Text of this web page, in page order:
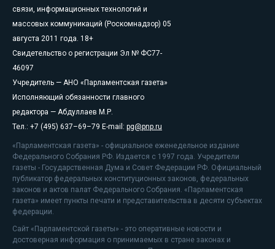
связи, информационных технологий и
массовых коммуникаций (Роскомнадзор) 05
августа 2011 года. 18+
Свидетельство о регистрации Эл № ФС77-
46097
Учредитель — АНО «Парламентская газета»
Исполняющий обязанности главного
редактора — Абдуллаев М.Р.
Тел.: +7 (495) 637–69–79 E-mail: pg@pnp.ru
«Парламентская газета» - официальное еженедельное издание
Федерального Собрания РФ. Издается с 1997 года. Учредители
газеты - Государственная Дума и Совет Федерации РФ. Официальный
публикатор федеральных конституционных законов, федеральных
законов и актов палат Федерального Собрания. «Парламентская
газета» имеет пункты печати и представительства в десяти субъектах
федерации.
Сайт «Парламентской газеты» - это оперативные новости и
достоверная информация о принимаемых в стране законах и